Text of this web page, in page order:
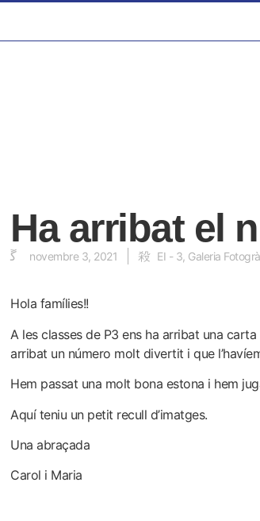
Ha arribat el
novembre 3, 2021 EI - 3 Galeria
Hola famílies!!
A les classes de P3 ens ha arribat una
arribat un número molt divertit i que
Hem passat una molt bona estona i hem
Aquí teniu un petit recull d’imatges.
Una abraçada
Carol i Maria